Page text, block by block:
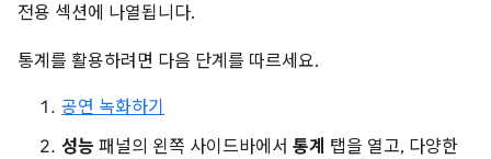
전용 섹션에 나열됩니다.
통계를 활용하려면 다음 단계를 따르세요.
공연 녹화하기
성능 패널의 왼쪽 사이드바에서 통계 탭을 열고, 다양한